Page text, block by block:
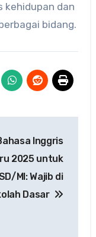
kehidupan dan
bidang.
Inggris
2025 untuk
MI: Wajib di
Dasar